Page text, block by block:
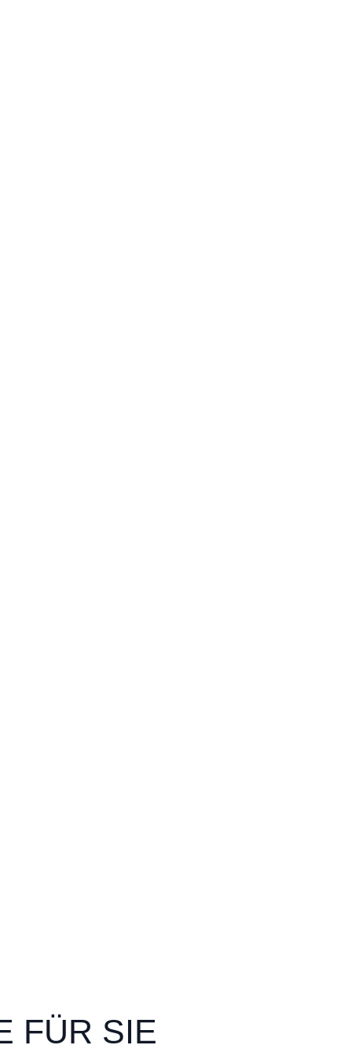
FÜR SIE